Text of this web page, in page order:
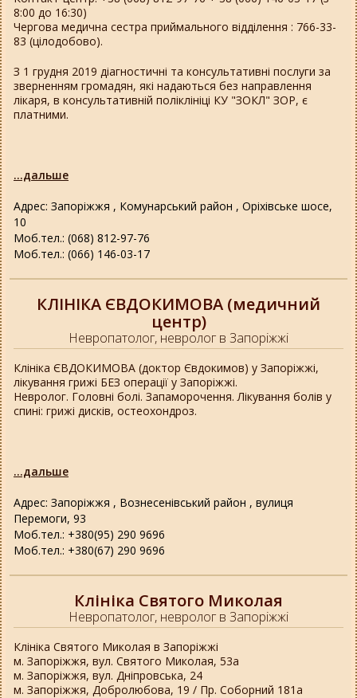
Адрес: Запоріжжя , Комунарський район , Оріхівське шосе,
10
Моб.тел.: (068) 812-97-76
Моб.тел.: (066) 146-03-17
8:00 до 16:30)
Чергова медична сестра приймального відділення : 766-33-
83 (цілодобово).
З 1 грудня 2019 діагностичні та консультативні послуги за
зверненням громадян, які надаються без направлення
лікаря, в консультативній поліклініці КУ "ЗОКЛ" ЗОР, є
платними.
...дальше
КЛІНІКА ЄВДОКИМОВА (медичний
центр)
Невропатолог, невролог в Запоріжжі
Адрес: Запоріжжя , Вознесенівський район , вулиця
Перемоги, 93
Моб.тел.: +380(95) 290 9696
Моб.тел.: +380(67) 290 9696
Клініка ЄВДОКИМОВА (доктор Євдокимов) у Запоріжжі,
лікування грижі БЕЗ операції у Запоріжжі.
Невролог. Головні болі. Запаморочення. Лікування болів у
спині: грижі дисків, остеохондроз.
...дальше
Клініка Святого Миколая
Невропатолог, невролог в Запоріжжі
Клініка Святого Миколая в Запоріжжі
м. Запоріжжя, вул. Святого Миколая, 53а
м. Запоріжжя, вул. Дніпровська, 24
м. Запоріжжя, Добролюбова, 19 / Пр. Соборний 181а